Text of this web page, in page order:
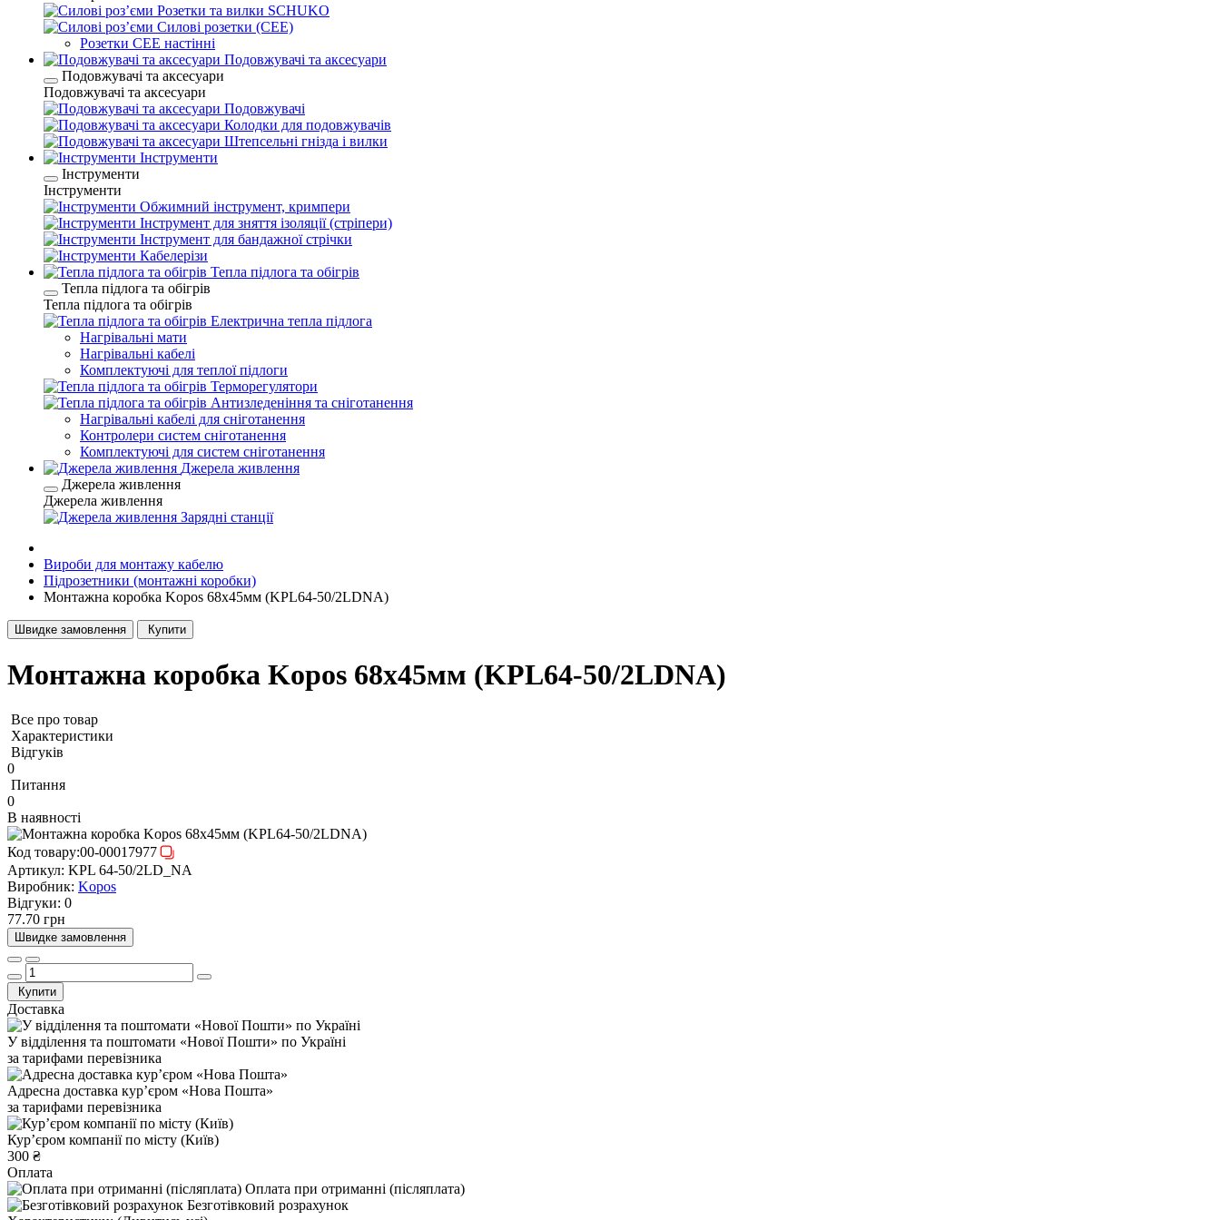
Розетки та вилки SCHUKO
Силові розетки (CEE)
Розетки CEE настінні
Подовжувачі та аксесуари
Подовжувачі та аксесуари
Подовжувачі та аксесуари
Подовжувачі
Колодки для подовжувачів
Штепсельні гнізда і вилки
Інструменти
Інструменти
Інструменти
Обжимний інструмент, кримпери
Інструмент для зняття ізоляції (стріпери)
Інструмент для бандажної стрічки
Кабелерізи
Тепла підлога та обігрів
Тепла підлога та обігрів
Тепла підлога та обігрів
Електрична тепла підлога
Нагрівальні мати
Нагрівальні кабелі
Комплектуючі для теплої підлоги
Терморегулятори
Антизледеніння та сніготанення
Нагрівальні кабелі для сніготанення
Контролери систем сніготанення
Комплектуючі для систем сніготанення
Джерела живлення
Джерела живлення
Джерела живлення
Зарядні станції
Вироби для монтажу кабелю
Підрозетники (монтажні коробки)
Монтажна коробка Kopos 68x45мм (KPL64-50/2LDNA)
Швидке замовлення Купити
Монтажна коробка Kopos 68x45мм (KPL64-50/2LDNA)
Все про товар
Характеристики
Відгуків
0
Питання
0
В наявності
Код товару:00-00017977
Артикул: KPL 64-50/2LD_NA
Виробник: Kopos
Відгуки: 0
77.70 грн
Швидке замовлення
Купити
Доставка
У відділення та поштомати «Нової Пошти» по Україні
за тарифами перевізника
Адресна доставка курʼєром «Нова Пошта»
за тарифами перевізника
Курʼєром компанії по місту (Київ)
300 ₴
Оплата
Оплата при отриманні (післяплата)
Безготівковий розрахунок